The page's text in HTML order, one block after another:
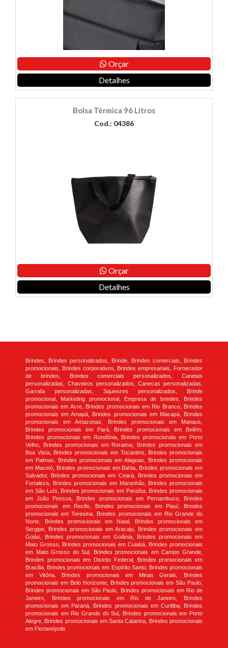
Orçar
Detalhes
Bolsa Térmica 96 Litros
Cod.: 04386
Orçar
Detalhes
Brindes, Brindes personalizados, Brinde, Brindes comerciais, Brindes
promocionais, Brindes corporativos, Brindes empresariais, Fornecedor
de brindes, Brindes comerciais personalizados, Canetas
personalizadas, Chaveiros personalizados, Canecas personalizadas,
Garrafa personalizadas, Squeezes personalizados, Brinde
promocional, Marketing promocional, Empresa de brindes, Brindes
promocionais em Acre, Brindes promocionais em Rio Branco, Brindes
promocionais em Amapá, Brindes promocionais em Macapá, Brindes
promocionais em Amazonas, Brindes promocionais em Manaus,
Brindes promocionais em Pará, Brindes promocionais em Belém,
Brindes promocionais em Rondônia, Brindes promocionais em Porto
Velho, Brindes promocionais em Roraima, Brindes promocionais em
Boa Vista, Brindes promocionais em Tocantins, Brindes promocionais
em Palmas, Brindes promocionais em Alagoas, Brindes promocionais
em Maceió, Brindes promocionais em Bahia, Brindes promocionais em
Salvador, Brindes promocionais em Ceará, Brindes promocionais em
Fortaleza, Brindes promocionais em Maranhão, Brindes promocionais
em São Luís, Brindes promocionais em Paraíba, Brindes promocionais
em João Pessoa, Brindes promocionais em Pernambuco, Brindes
promocionais em Recife, Brindes promocionais em Piauí, Brindes
promocionais em Teresina, Brindes promocionais em Rio Grande do
Norte, Brindes promocionais em Natal, Brindes promocionais em
Sergipe, Brindes promocionais em Aracaju, Brindes promocionais em
Goiás, Brindes promocionais em Goiânia, Brindes promocionais em
Mato Grosso, Brindes promocionais em Cuiabá, Brindes promocionais
em Mato Grosso do Sul, Brindes promocionais em Campo Grande,
Brindes promocionais em Distrito Federal, Brindes promocionais em
Brasília, Brindes promocionais em Espírito Santo, Brindes promocionais
em Vitória, Brindes promocionais em Minas Gerais, Brindes
promocionais em Belo Horizonte, Brindes promocionais em São Paulo,
Brindes promocionais em São Paulo, Brindes promocionais em Rio de
Janeiro, Brindes promocionais em Rio de Janeiro, Brindes
promocionais em Paraná, Brindes promocionais em Curitiba, Brindes
promocionais em Rio Grande do Sul, Brindes promocionais em Porto
Alegre, Brindes promocionais em Santa Catarina, Brindes promocionais
em Florianópolis